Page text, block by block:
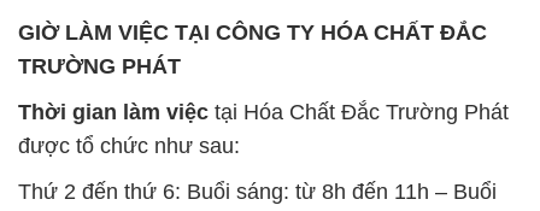
GIỜ LÀM VIỆC TẠI CÔNG TY HÓA CHẤT ĐẮC
TRƯỜNG PHÁT
Thời gian làm việc tại Hóa Chất Đắc Trường Phát
được tổ chức như sau:
Thứ 2 đến thứ 6: Buổi sáng: từ 8h đến 11h – Buổi